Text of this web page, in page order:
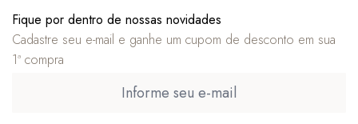
Fique por dentro de nossas novidades
Cadastre seu e-mail e ganhe um cupom de desconto em sua
1ª compra